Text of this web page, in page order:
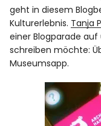
geht in diesem
Kulturerlebnis. Tanja
einer Blogparade
schreiben möchte:
Museumsapp.